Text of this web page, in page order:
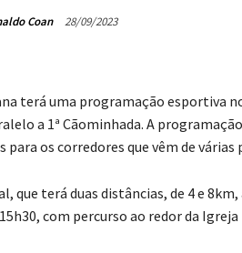
Coan 28/09/2023
terá uma programação esportiva
a 1ª Cãominhada. A
os corredores que vêm de
que terá duas distâncias, de 4 e
com percurso ao redor da